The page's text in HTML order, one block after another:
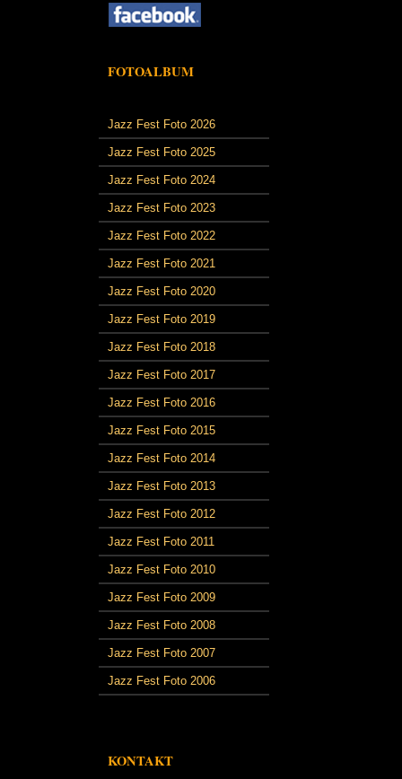
FOTOALBUM
Jazz Fest Foto 2026
Jazz Fest Foto 2025
Jazz Fest Foto 2024
Jazz Fest Foto 2023
Jazz Fest Foto 2022
Jazz Fest Foto 2021
Jazz Fest Foto 2020
Jazz Fest Foto 2019
Jazz Fest Foto 2018
Jazz Fest Foto 2017
Jazz Fest Foto 2016
Jazz Fest Foto 2015
Jazz Fest Foto 2014
Jazz Fest Foto 2013
Jazz Fest Foto 2012
Jazz Fest Foto 2011
Jazz Fest Foto 2010
Jazz Fest Foto 2009
Jazz Fest Foto 2008
Jazz Fest Foto 2007
Jazz Fest Foto 2006
KONTAKT